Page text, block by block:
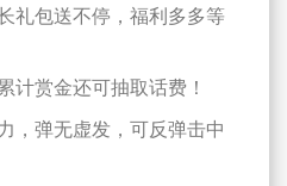
礼包送不停，福利多多等
计赏金还可抽取话费！
，弹无虚发，可反弹击中